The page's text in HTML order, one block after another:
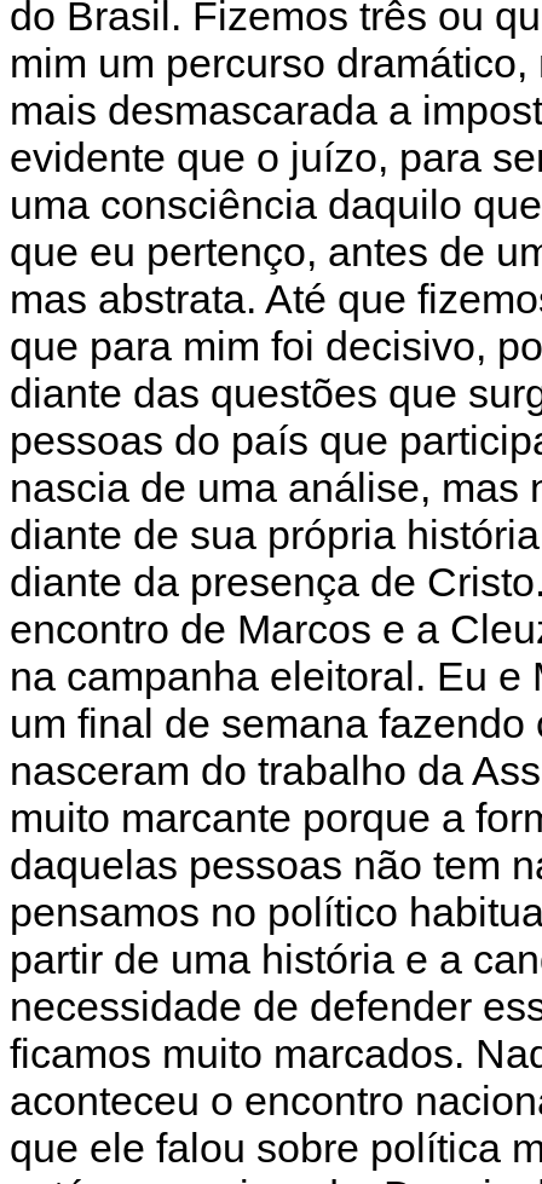
do Brasil. Fizemos três ou
mim um percurso
mais desmascarada a
evidente que o juízo, para
uma consciência daquilo
que eu pertenço, antes de
mas abstrata. Até que
que para mim foi decisivo,
diante das questões que
pessoas do país que
nascia de uma análise, mas
diante de sua própria
diante da presença de
encontro de Marcos e a
na campanha eleitoral. Eu
um final de semana
nasceram do trabalho da
muito marcante porque a
daquelas pessoas não tem
pensamos no político
partir de uma história e a
necessidade de defender
ficamos muito marcados.
aconteceu o encontro
que ele falou sobre política